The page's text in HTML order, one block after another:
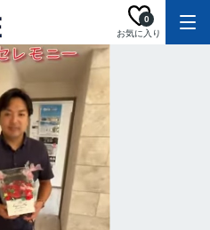
お気に入り
0